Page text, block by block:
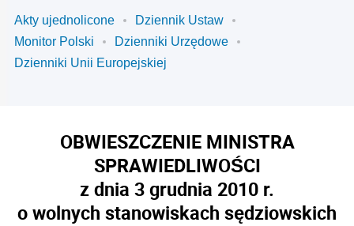
Akty ujednolicone
Dziennik Ustaw
Monitor Polski
Dzienniki Urzędowe
Dzienniki Unii Europejskiej
OBWIESZCZENIE MINISTRA
SPRAWIEDLIWOŚCI
z dnia 3 grudnia 2010 r.
o wolnych stanowiskach sędziowskich